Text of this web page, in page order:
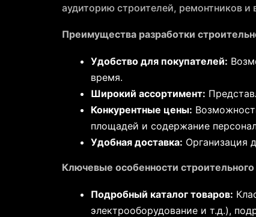
аудиторию строителей, ремонтников и
Преимущества разработки
Удобство для покупателей:
время.
Широкий ассортимент:
Конкурентные цены:
площадей и содержание
Удобная доставка: Организация
Ключевые особенности
Подробный каталог товаров:
электрооборудование и т.д.),